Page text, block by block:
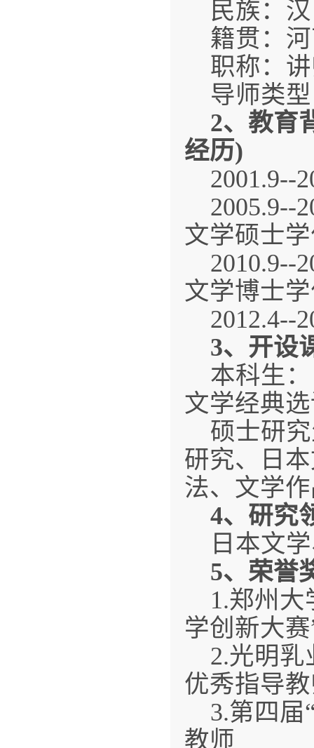
民族：汉
籍贯：
职称：
导师类
2、教育
经历)
2001.9--
2005.9--
文学硕士
2010.9--
文学博士
2012.4--
3、开设
本科生
文学经典
硕士研
研究、日
法、文学
4、研究
日本文
5、荣誉
1.郑州
学创新大
2.光明乳
优秀指导
3.第四届
教师